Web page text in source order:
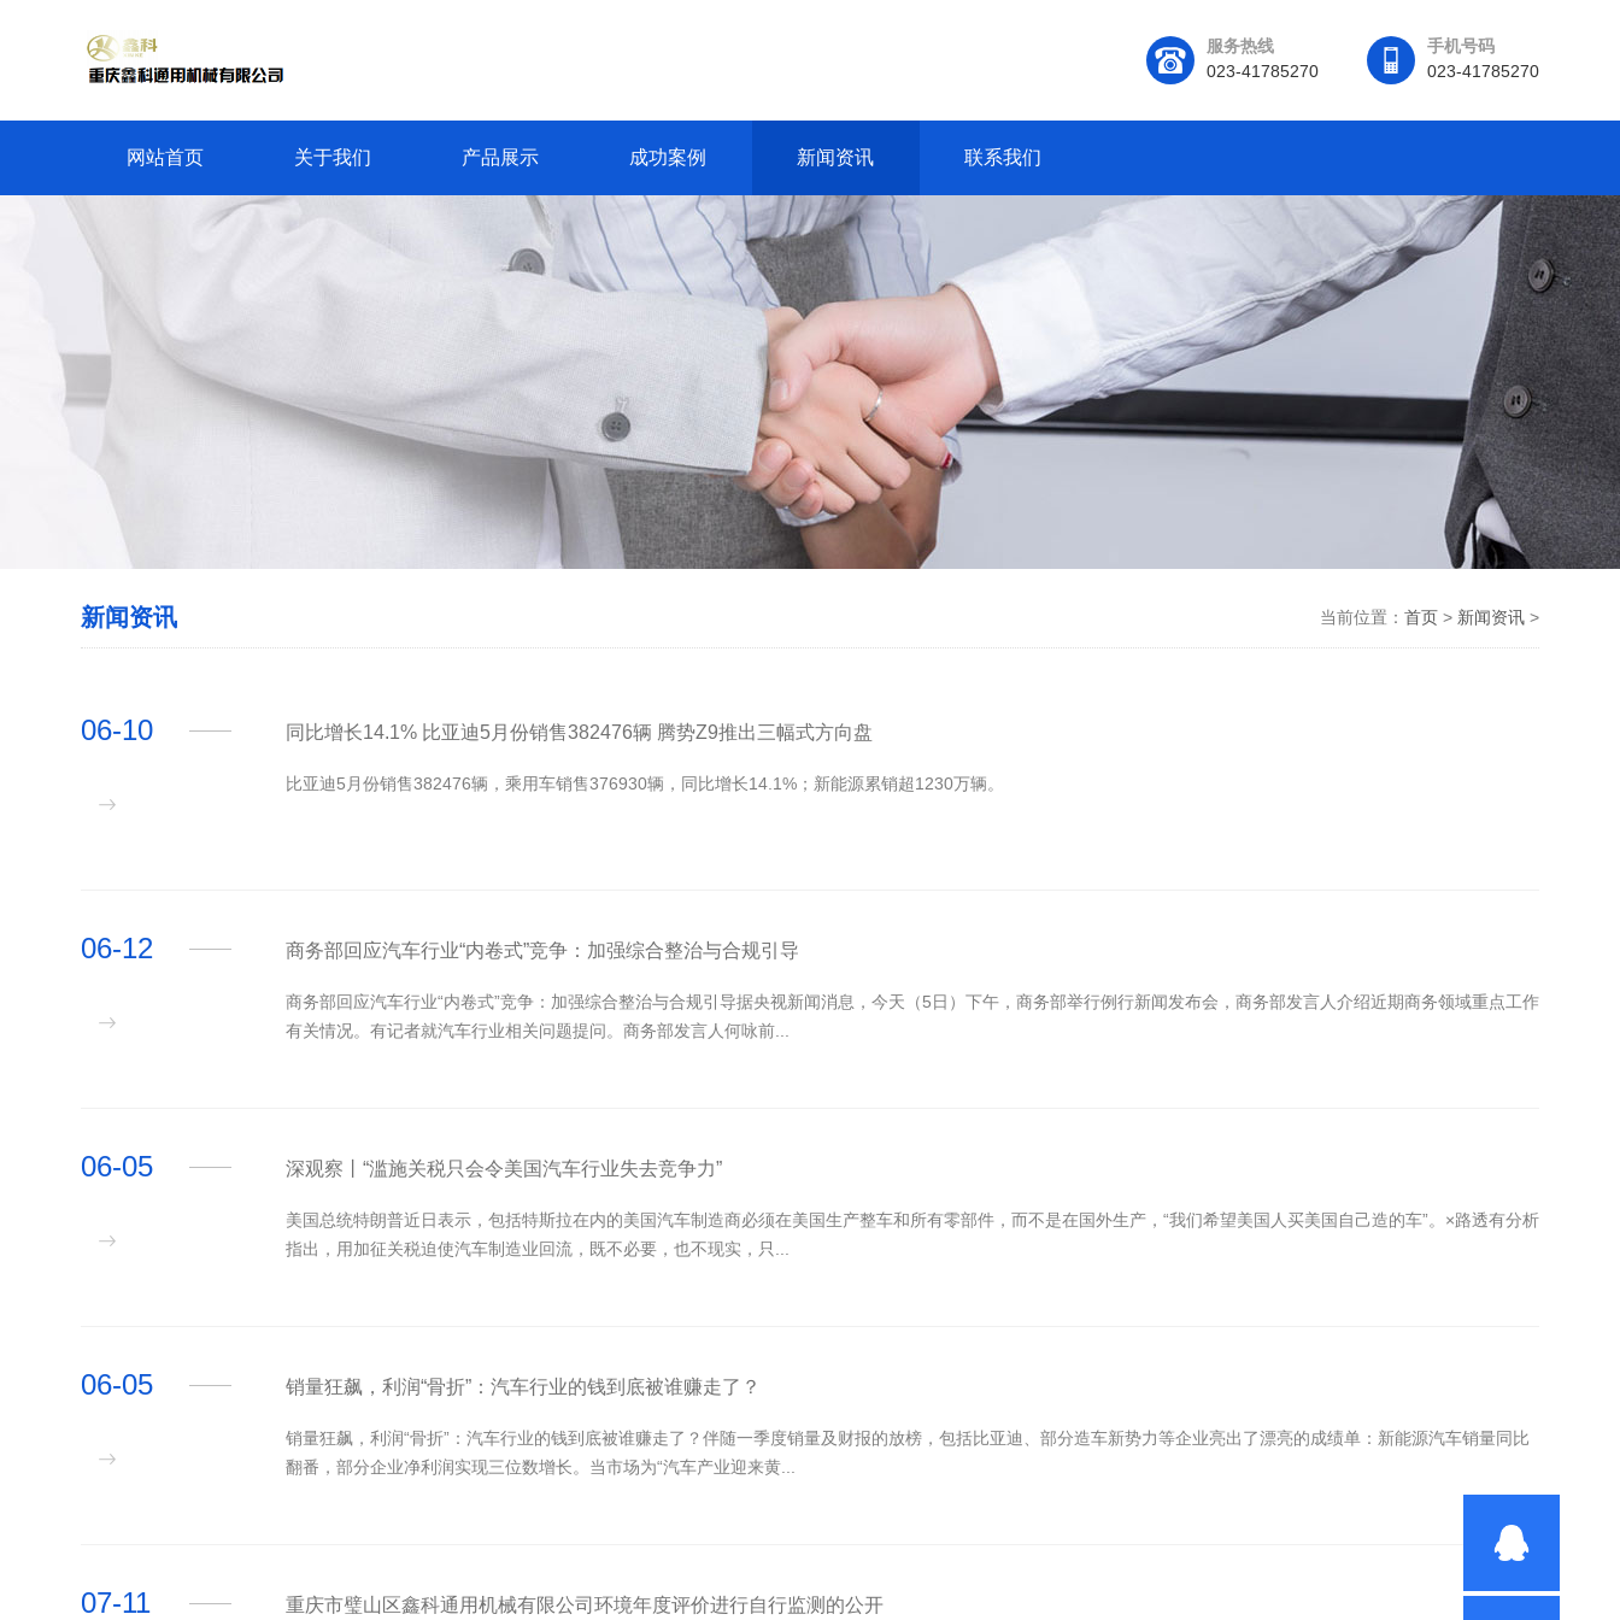
服务热线
023-41785270
手机号码
023-41785270
网站首页 关于我们 产品展示 成功案例 新闻资讯 联系我们
新闻资讯 当前位置： 首页> 新闻资讯>
​同比增长14.1% 比亚迪5月份销售382476辆 腾势Z9推出三幅式方向盘
比亚迪5月份销售382476辆，乘用车销售376930辆，同比增长14.1%；新能源累销超1230万辆。
06-10
​商务部回应汽车行业“内卷式”竞争：加强综合整治与合规引导
商务部回应汽车行业“内卷式”竞争：加强综合整治与合规引导据央视新闻消息，今天（5日）下午，商务部举行例行新闻发布会，商务部发言人介绍近期商务领域重点工作
有关情况。有记者就汽车行业相关问题提问。商务部发言人何咏前...
06-12
​深观察丨“滥施关税只会令美国汽车行业失去竞争力”
美国总统特朗普近日表示，包括特斯拉在内的美国汽车制造商必须在美国生产整车和所有零部件，而不是在国外生产，“我们希望美国人买美国自己造的车”。×路透有分析
指出，用加征关税迫使汽车制造业回流，既不必要，也不现实，只...
06-05
​销量狂飙，利润“骨折”：汽车行业的钱到底被谁赚走了？
销量狂飙，利润“骨折”：汽车行业的钱到底被谁赚走了？伴随一季度销量及财报的放榜，包括比亚迪、部分造车新势力等企业亮出了漂亮的成绩单：新能源汽车销量同比
翻番，部分企业净利润实现三位数增长。当市场为“汽车产业迎来黄...
06-05
​重庆市璧山区鑫科通用机械有限公司环境年度评价进行自行监测的公开
07-11